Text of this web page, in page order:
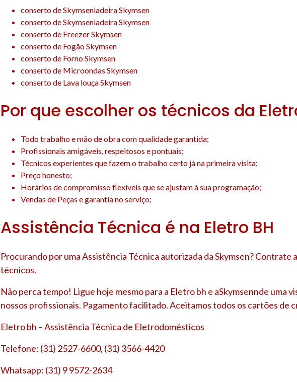
conserto de Skymsenladeira Skymsen
conserto de Skymsenladeira Skymsen
conserto de Freezer Skymsen
conserto de Fogão Skymsen
conserto de Forno Skymsen
conserto de Microondas Skymsen
conserto de Lava louça Skymsen
Por que escolher os técnicos da
Todo trabalho e mão de obra com qualidade garantida;
Profissionais amigáveis, respeitosos e pontuais;
Técnicos experientes que fazem o trabalho certo já na primeira visita;
Preço honesto;
Horários de compromisso flexíveis que se ajustam à sua programação;
Vendas de Peças e garantia no serviço;
Assistência Técnica é na Eletro BH
Procurando por uma Assistência Técnica autorizada da Skymsen? Contrate
técnicos.
Não perca tempo! Ligue hoje mesmo para a Eletro bh e aSkymsennde uma
nossos profissionais. Pagamento facilitado. Aceitamos todos os cartões de
Eletro bh – Assistência Técnica de Eletrodomésticos
Telefone: (31) 2527-6600, (31) 3566-4420
Whatsapp: (31) 9 9572-2634